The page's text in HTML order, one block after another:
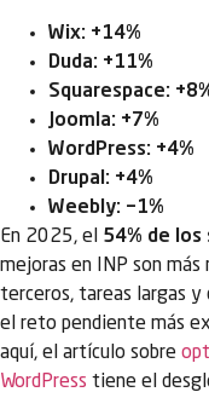
Wix: +14%
Duda: +11%
Squarespace:
Joomla: +7%
WordPress: +4%
Drupal: +4%
Weebly: −1%
En 2025, el 54% de los
mejoras en INP son más
terceros, tareas largas y
el reto pendiente más
aquí, el artículo sobre
WordPress tiene el